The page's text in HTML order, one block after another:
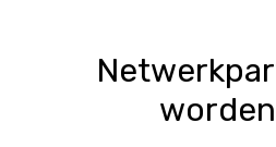
worden